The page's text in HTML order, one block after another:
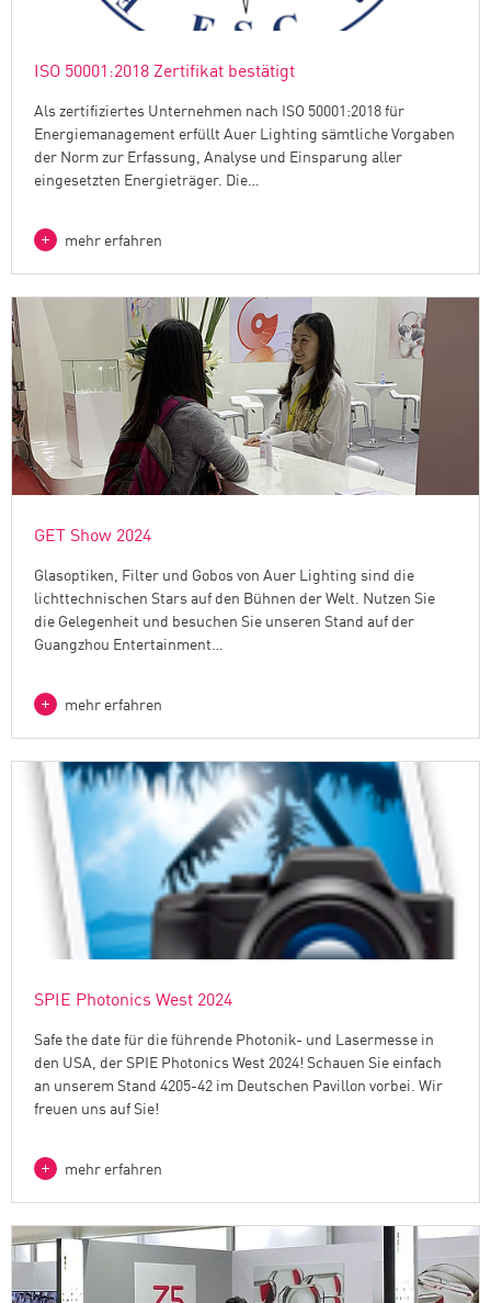
ISO 50001:2018 Zertifikat bestätigt
Als zertifiziertes Unternehmen nach ISO 50001:2018 für
Energiemanagement erfüllt Auer Lighting sämtliche Vorgaben
der Norm zur Erfassung, Analyse und Einsparung aller
eingesetzten Energieträger. Die…
mehr erfahren
GET Show 2024
Glasoptiken, Filter und Gobos von Auer Lighting sind die
lichttechnischen Stars auf den Bühnen der Welt. Nutzen Sie
die Gelegenheit und besuchen Sie unseren Stand auf der
Guangzhou Entertainment…
mehr erfahren
SPIE Photonics West 2024
Safe the date für die führende Photonik- und Lasermesse in
den USA, der SPIE Photonics West 2024! Schauen Sie einfach
an unserem Stand 4205-42 im Deutschen Pavillon vorbei. Wir
freuen uns auf Sie!
mehr erfahren